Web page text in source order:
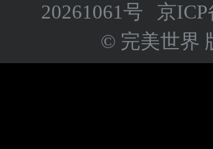
20261061号
京ICP
© 完美世界